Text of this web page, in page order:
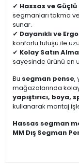
✔ Hassas ve
segmanları takma
sunar.
✔ Dayanıklı ve
konforlu tutuşu ile
✔ Kolay Satın
sayesinde ürünü en
Bu segman pense,
mağazalarında
yapıştırıcı, boya,
kullanarak montaj
Hassas segman
MM Dış Segman